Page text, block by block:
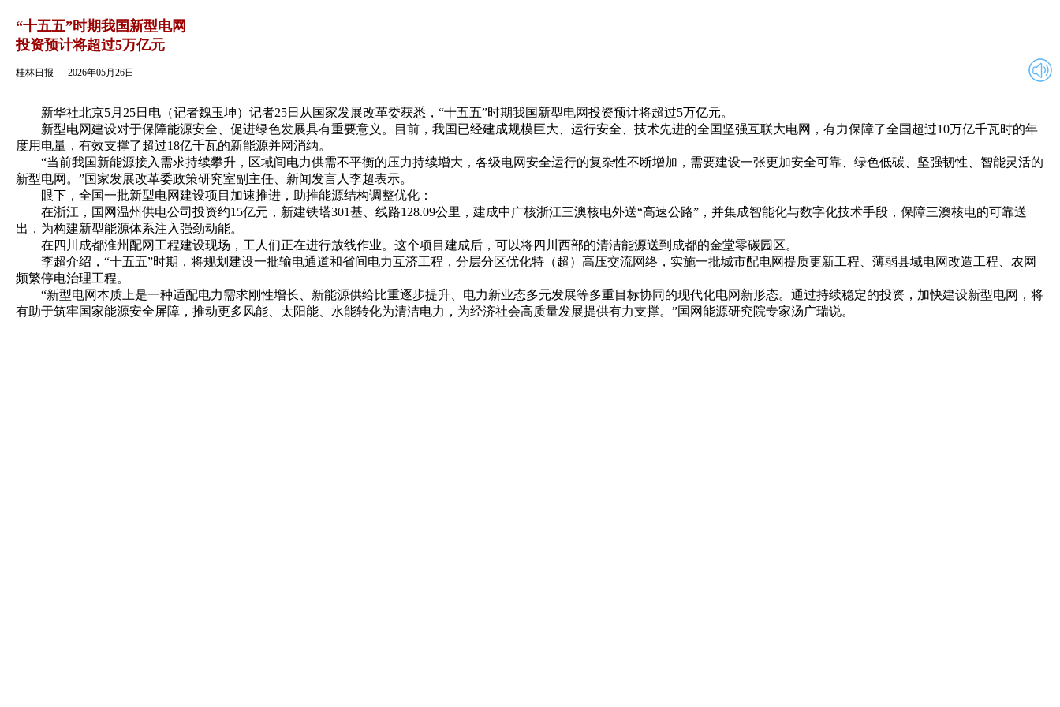
“十五五”时期我国新型电网
投资预计将超过5万亿元
桂林日报 2026年05月26日
新华社北京5月25日电（记者魏玉坤）记者25日从国家发展改革委获悉，“十五五”时期我国新型电网投资预计将超过5万亿元。
新型电网建设对于保障能源安全、促进绿色发展具有重要意义。目前，我国已经建成规模巨大、运行安全、技术先进的全国坚强互联大电网，有力保障了全国超过10万亿千瓦时的年
度用电量，有效支撑了超过18亿千瓦的新能源并网消纳。
“当前我国新能源接入需求持续攀升，区域间电力供需不平衡的压力持续增大，各级电网安全运行的复杂性不断增加，需要建设一张更加安全可靠、绿色低碳、坚强韧性、智能灵活的
新型电网。”国家发展改革委政策研究室副主任、新闻发言人李超表示。
眼下，全国一批新型电网建设项目加速推进，助推能源结构调整优化：
在浙江，国网温州供电公司投资约15亿元，新建铁塔301基、线路128.09公里，建成中广核浙江三澳核电外送“高速公路”，并集成智能化与数字化技术手段，保障三澳核电的可靠送
出，为构建新型能源体系注入强劲动能。
在四川成都淮州配网工程建设现场，工人们正在进行放线作业。这个项目建成后，可以将四川西部的清洁能源送到成都的金堂零碳园区。
李超介绍，“十五五”时期，将规划建设一批输电通道和省间电力互济工程，分层分区优化特（超）高压交流网络，实施一批城市配电网提质更新工程、薄弱县域电网改造工程、农网
频繁停电治理工程。
“新型电网本质上是一种适配电力需求刚性增长、新能源供给比重逐步提升、电力新业态多元发展等多重目标协同的现代化电网新形态。通过持续稳定的投资，加快建设新型电网，将
有助于筑牢国家能源安全屏障，推动更多风能、太阳能、水能转化为清洁电力，为经济社会高质量发展提供有力支撑。”国网能源研究院专家汤广瑞说。